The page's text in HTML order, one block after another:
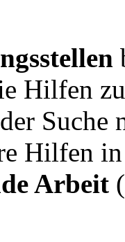
Hilfen
Hilfen
Arbeit